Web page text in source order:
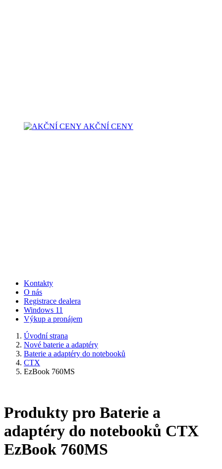
AKČNÍ CENY
Kontakty
O nás
Registrace dealera
Windows 11
Výkup a pronájem
Úvodní strana
Nové baterie a adaptéry
Baterie a adaptéry do notebooků
CTX
EzBook 760MS
Produkty pro Baterie a
adaptéry do notebooků CTX
EzBook 760MS